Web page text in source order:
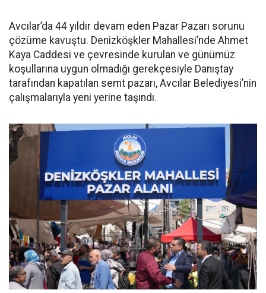
Avcılar’da 44 yıldır devam eden Pazar Pazarı sorunu
çözüme kavuştu. Denizköşkler Mahallesi’nde Ahmet
Kaya Caddesi ve çevresinde kurulan ve günümüz
koşullarına uygun olmadığı gerekçesiyle Danıştay
tarafından kapatılan semt pazarı, Avcılar Belediyesi’nin
çalışmalarıyla yeni yerine taşındı.